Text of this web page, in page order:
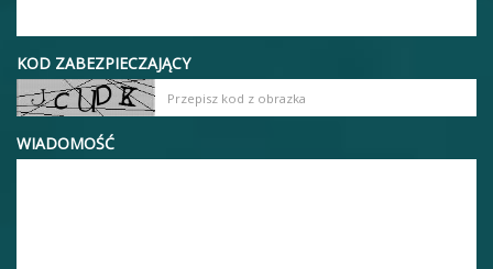
KOD ZABEZPIECZAJĄCY
WIADOMOŚĆ